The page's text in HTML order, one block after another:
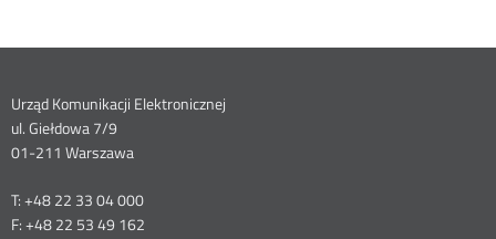
Dane
kontaktowe
Urząd Komunikacji Elektronicznej
ul. Giełdowa 7/9
01-211 Warszawa
T: +48 22 33 04 000
F: +48 22 53 49 162